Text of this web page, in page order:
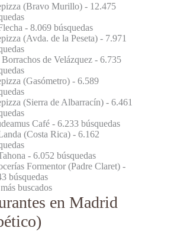
(Bravo Murillo) - 12.475
- 8.069 búsquedas
(Avda. de la Peseta) - 7.971
de Velázquez - 6.735
(Gasómetro) - 6.589
(Sierra de Albarracín) - 6.461
Café - 6.233 búsquedas
(Costa Rica) - 6.162
- 6.052 búsquedas
Formentor (Padre Claret) -
búsquedas
buscados
en Madrid